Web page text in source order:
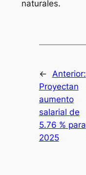
naturales.
←
Anterior:
Proyectan
aumento
salarial de
5.76 % para
2025